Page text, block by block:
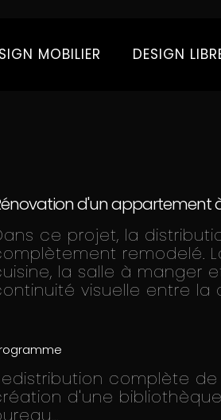
MOBILIER DESIGN
d'un appartement
ce projet, la
remodelé.
la salle à manger
visuelle entre la
complète
d'une